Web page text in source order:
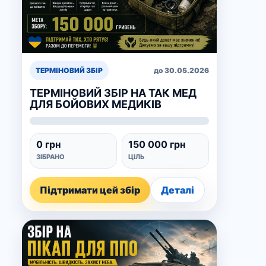
ТЕРМІНОВИЙ ЗБІР до 30.05.2026
ТЕРМІНОВИЙ ЗБІР НА ТАК МЕД
ДЛЯ БОЙОВИХ МЕДИКІВ
0 грн
ЗІБРАНО
150 000 грн
ЦІЛЬ
Підтримати цей збір Деталі